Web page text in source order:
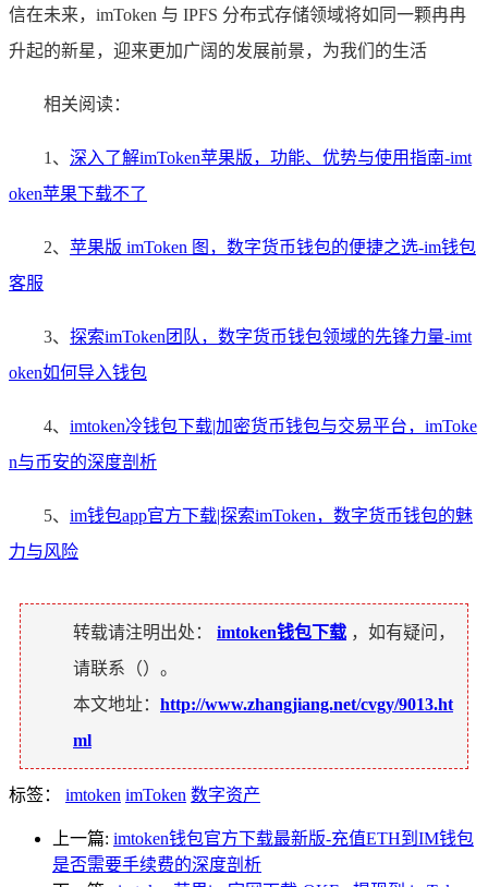
信在未来，imToken 与 IPFS 分布式存储领域将如同一颗冉冉
升起的新星，迎来更加广阔的发展前景，为我们的生活
相关阅读：
1、 深入了解imToken苹果版，功能、优势与使用指南-imt
oken苹果下载不了
2、 苹果版 imToken 图，数字货币钱包的便捷之选-im钱包
客服
3、 探索imToken团队，数字货币钱包领域的先锋力量-imt
oken如何导入钱包
4、 imtoken冷钱包下载|加密货币钱包与交易平台，imToke
n与币安的深度剖析
5、 im钱包app官方下载|探索imToken，数字货币钱包的魅
力与风险
转载请注明出处： imtoken钱包下载 ，如有疑问，
请联系（）。
本文地址： http://www.zhangjiang.net/cvgy/9013.ht
ml
标签： imtoken imToken 数字资产
上一篇: imtoken钱包官方下载最新版-充值ETH到IM钱包
是否需要手续费的深度剖析